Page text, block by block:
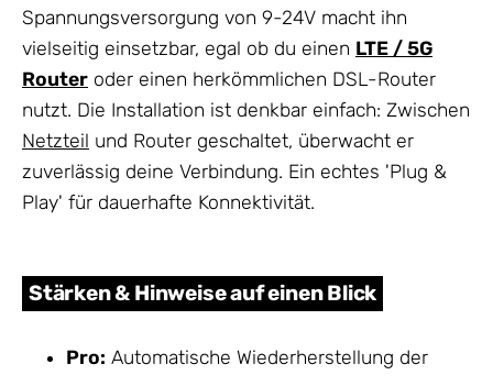
Spannungsversorgung von 9-24V macht ihn
vielseitig einsetzbar, egal ob du einen LTE / 5G
Router oder einen herkömmlichen DSL-Router
nutzt. Die Installation ist denkbar einfach: Zwischen
Netzteil und Router geschaltet, überwacht er
zuverlässig deine Verbindung. Ein echtes 'Plug &
Play' für dauerhafte Konnektivität.
Stärken & Hinweise auf einen Blick
Pro: Automatische Wiederherstellung der